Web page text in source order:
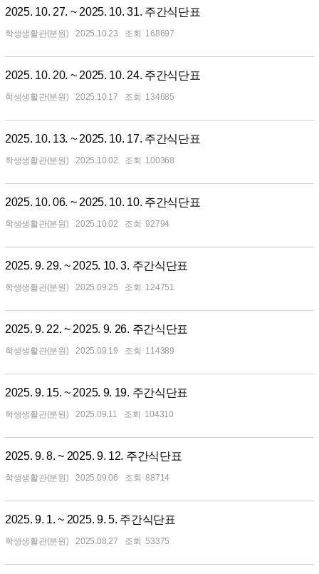
2025. 10. 27. ~ 2025. 10. 31. 주간식단표
학생생활관(분원) 2025.10.23 168697
2025. 10. 20. ~ 2025. 10. 24. 주간식단표
학생생활관(분원) 2025.10.17 134685
2025. 10. 13. ~ 2025. 10. 17. 주간식단표
학생생활관(분원) 2025.10.02 100368
2025. 10. 06. ~ 2025. 10. 10. 주간식단표
학생생활관(분원) 2025.10.02 92794
2025. 9. 29. ~ 2025. 10. 3. 주간식단표
학생생활관(분원) 2025.09.25 124751
2025. 9. 22. ~ 2025. 9. 26. 주간식단표
학생생활관(분원) 2025.09.19 114389
2025. 9. 15. ~ 2025. 9. 19. 주간식단표
학생생활관(분원) 2025.09.11 104310
2025. 9. 8. ~ 2025. 9. 12. 주간식단표
학생생활관(분원) 2025.09.06 88714
2025. 9. 1. ~ 2025. 9. 5. 주간식단표
학생생활관(분원) 2025.08.27 53375